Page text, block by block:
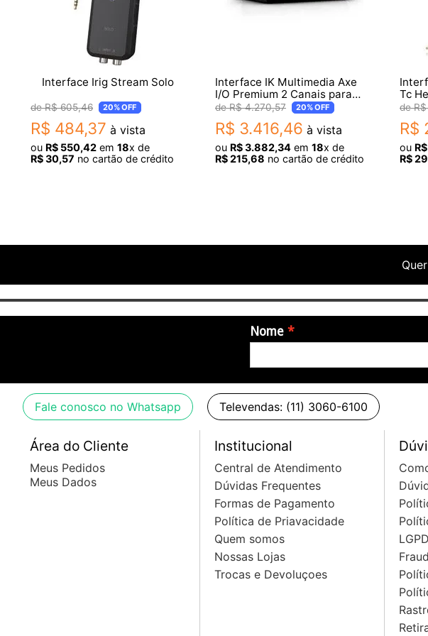
- Armazenamento: 512MB de memória interna para salvar os sons do pad
- Sistemas Operacionais Mínimos: macOS 10.11 / Windows 10
- Peso: 1980g
- Dimensões: 350 x 275 x 82 mm
- Garantia: 1 ano
Interface Irig Stream Solo
R$ 605,46 20%OFF
R$ 484,37 à vista
ou R$ 550,42 em 18x de
R$30,57 no cartão de crédito
Interface IK Multimedia Axe
I/O Premium 2 Canais para
Guitarra
R$ 4.270,57 20%OFF
R$ 3.416,46 à vista
ou R$3.882,34 em 18x de
R$215,68 no cartão de crédito
Tc
R$
R$
ou R$
R$29
Nome
Fale conosco no Whatsapp Televendas: (11) 3060-6100
Área do Cliente
Meus Pedidos
Meus Dados
Institucional
Central de Atendimento
Dúvidas Frequentes
Formas de Pagamento
Política de Priavacidade
Quem somos
Nossas Lojas
Trocas e Devoluçoes